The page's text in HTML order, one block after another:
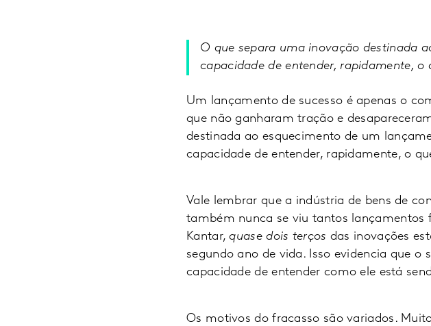
O que separa uma inovação destinada
capacidade de entender, rapidamente, o
Um lançamento de sucesso é apenas o
que não ganharam tração e
destinada ao esquecimento de um
capacidade de entender, rapidamente, o
Vale lembrar que a indústria de bens de
também nunca se viu tantos lançamentos
Kantar,quase dois terços das inovações
segundo ano de vida. Isso evidencia que
capacidade de entender como ele está
Os motivos do fracasso são variados.